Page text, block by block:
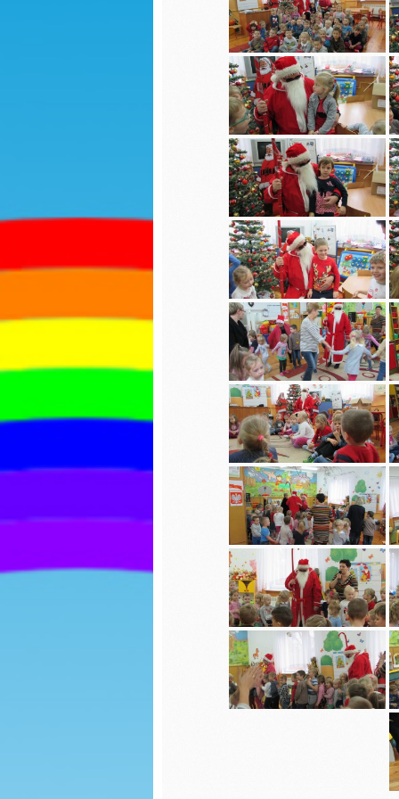
Dzień kobiet
Dokarmianie
ptaków
Nauka pełnej
godziny
Świąteczne zdjęcia
Jasełka
Praca z balonami
Sadzonki
Walentynki
Zajęcia otwarte
Niespodzianka
Jestem dobry-
zajęcia wychowujące
Własnoręczne
ozdoby choinkowe
Jasełka 2023
Zabawy na śniegu
Mikołajki
Uciekające wirusy
Paka dla zwierzaka
Dzień chłopaka
Jesienny spacer
Powitanie Jesieni
Dzień kropki
Spotkanie z Panią ze
Jasełka
Dzień
Dzień
jesieni
Dzień
Święto
maja
Seans
Wiosny
Dzień
Biedronki
Jasełka
Dzień
Dzień
Misia
Dzień
Dzień